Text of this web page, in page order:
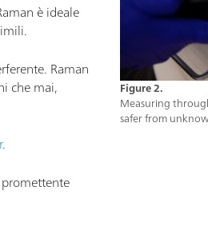
Figure 2.
Measuring
safer from
è ideale
Raman
che mai,
.